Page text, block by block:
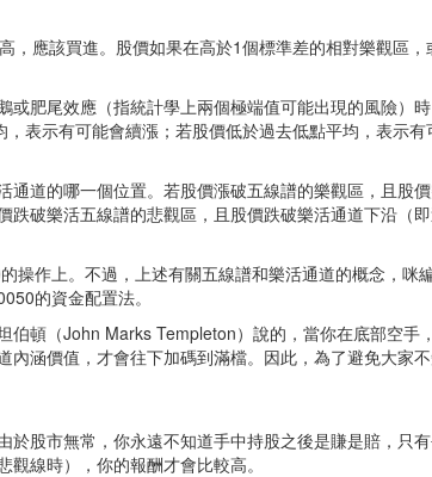
應該買進。股價如果在高於1個標準差的相對樂觀區
肥尾效應（指統計學上兩個極端值可能出現的風險）
表示有可能會續漲；若股價低於過去低點平均，表示有
道的哪一個位置。若股價漲破五線譜的樂觀區，且股
破樂活五線譜的悲觀區，且股價跌破樂活通道下沿（
作上。不過，上述有關五線譜和樂活通道的概念，咪
的資金配置法。
頓（John Marks Templeton）說的，當你在底部空手
涵價值，才會往下加碼到滿檔。因此，為了避免大家
股市無常，你永遠不知道手中持股之後是賺是賠，只
線時），你的報酬才會比較高。